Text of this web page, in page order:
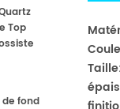
Top
fond